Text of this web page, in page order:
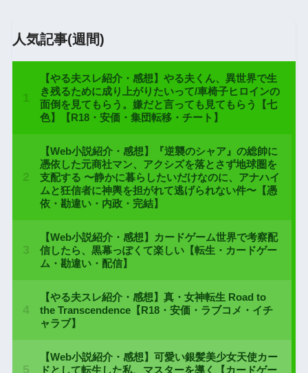
人気記事(週間)